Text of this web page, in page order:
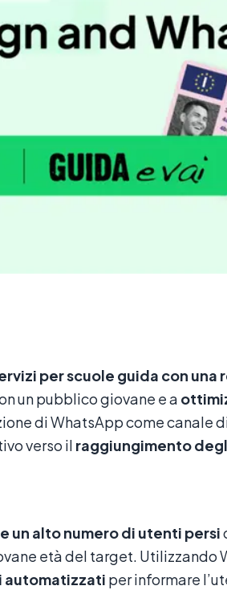
per scuole guida con
un pubblico giovane e a
di WhatsApp come canale
verso il raggiungimento
un alto numero di utenti persi
età del target. Utilizzando
automatizzati per informare